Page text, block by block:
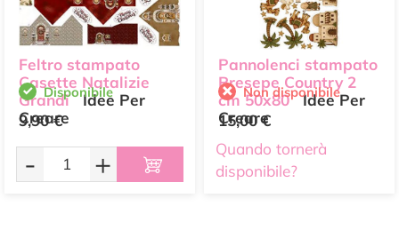
Feltro stampato
Casette Natalizie
Grandi Idee Per
Creare
Disponibile
9,90 €
- +
Pannolenci stampato
Presepe Country 2
cm 50x80 Idee Per
Creare
Non disponibile
15,00 €
Quando tornerà
disponibile?